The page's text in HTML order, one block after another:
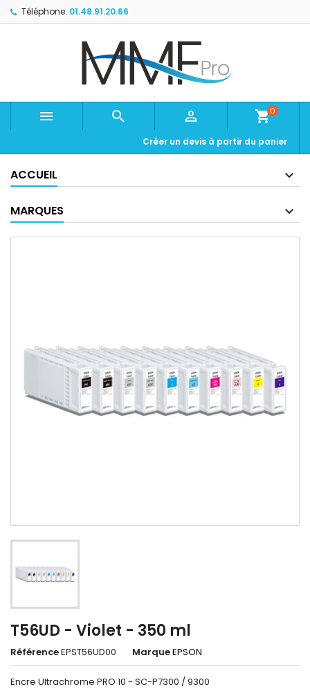
Téléphone: 01.48.91.20.66
   shopping_cart0
Créer un devis à partir du panier
ACCUEIL
MARQUES
T56UD - Violet - 350 ml
RéférenceEPST56UD00 MarqueEPSON
Encre Ultrachrome PRO 10 - SC-P7300 / 9300